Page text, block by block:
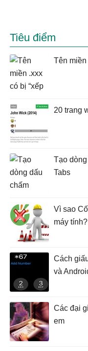
Tiêu điểm
Tên miền
20 trang
Tạo
Tabs
Vì sao
máy tính?
Cách
và
Các đại
em